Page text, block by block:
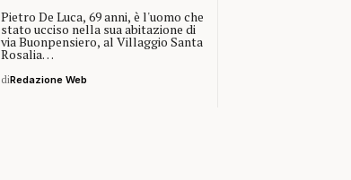
Pietro De Luca, 69 anni, è l'uomo che
stato ucciso nella sua abitazione di
via Buonpensiero, al Villaggio Santa
Rosalia…
diRedazione Web